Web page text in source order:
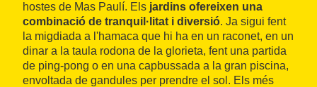
hostes de Mas Paulí. Els jardins ofereixen una
combinació de tranquil·litat i diversió. Ja sigui fent
la migdiada a l'hamaca que hi ha en un raconet, en un
dinar a la taula rodona de la glorieta, fent una partida
de ping-pong o en una capbussada a la gran piscina,
envoltada de gandules per prendre el sol. Els més